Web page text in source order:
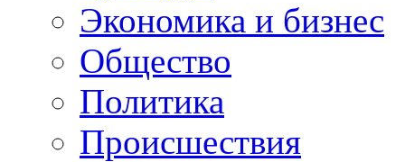
Экономика и бизнес
Общество
Политика
Происшествия